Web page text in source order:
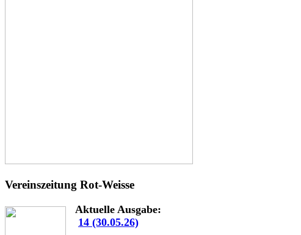
Vereinszeitung Rot-Weisse
Aktuelle Ausgabe:
14 (30.05.26)